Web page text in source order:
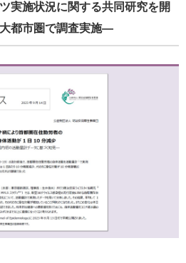
』刊行！全国の健康増進関連施
実施状況に関する共同研究を開
都市圏で調査実施―